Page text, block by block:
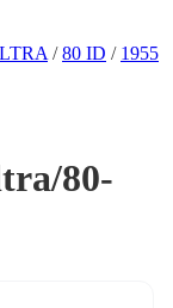
/80 ID / 1955
80-